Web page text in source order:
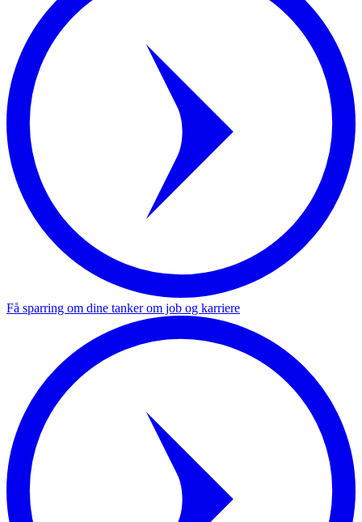
Få sparring om dine tanker om job og karriere